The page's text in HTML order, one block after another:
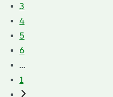
3
4
5
6
...
1